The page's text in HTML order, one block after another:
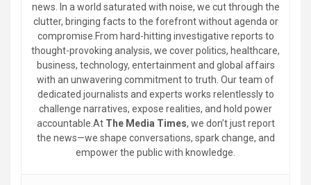
news. In a world saturated with noise, we cut through the
clutter, bringing facts to the forefront without agenda or
compromise.From hard-hitting investigative reports to
thought-provoking analysis, we cover politics, healthcare,
business, technology, entertainment and global affairs
with an unwavering commitment to truth. Our team of
dedicated journalists and experts works relentlessly to
challenge narratives, expose realities, and hold power
accountable.At The Media Times, we don’t just report
the news—we shape conversations, spark change, and
empower the public with knowledge.